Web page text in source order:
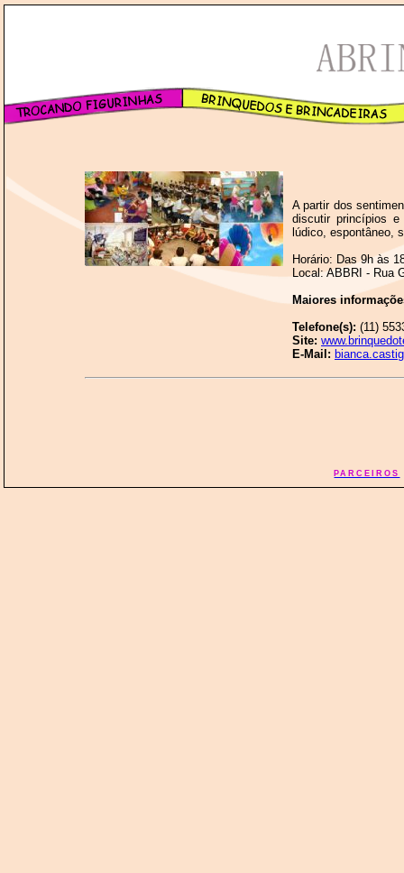
A partir dos
discutir princípios
lúdico, espontâneo,
Horário: Das 9h às
Local: ABBRI - Rua
Maiores
Telefone(s): (11)
Site:
E-Mail:
PARCEIROS